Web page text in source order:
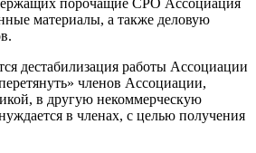
материалы, а также деловую
дестабилизация работы Ассоциации
членов Ассоциации,
в другую некоммерческую
в членах, с целью получения